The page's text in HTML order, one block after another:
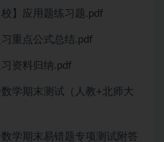
】应用题练习题.pdf
重点公式总结.pdf
资料归纳.pdf
学期末测试（人教+北师大
学期末易错题专项测试附答